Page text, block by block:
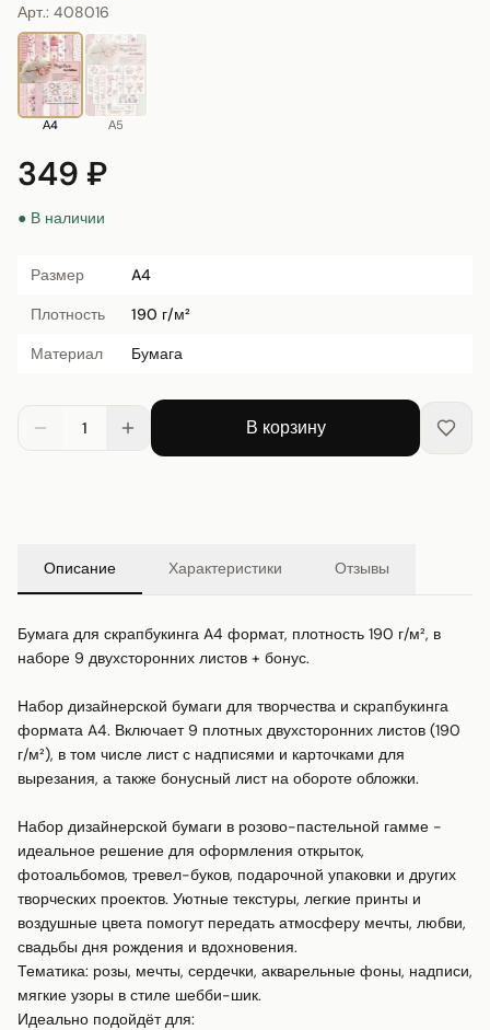
Арт.: 408016
А4 А5
349 ₽
● В наличии
Размер
A4
Плотность
190 г/м²
Материал
Бумага
1 В корзину
Описание Характеристики Отзывы
Бумага для скрапбукинга A4 формат, плотность 190 г/м², в
наборе 9 двухсторонних листов + бонус.
Набор дизайнерской бумаги для творчества и скрапбукинга
формата A4. Включает 9 плотных двухсторонних листов (190
г/м²), в том числе лист с надписями и карточками для
вырезания, а также бонусный лист на обороте обложки.
Набор дизайнерской бумаги в розово-пастельной гамме -
идеальное решение для оформления открыток,
фотоальбомов, тревел-буков, подарочной упаковки и других
творческих проектов. Уютные текстуры, легкие принты и
воздушные цвета помогут передать атмосферу мечты, любви,
свадьбы дня рождения и вдохновения.
Тематика: розы, мечты, сердечки, акварельные фоны, надписи,
мягкие узоры в стиле шебби-шик.
Идеально подойдёт для: